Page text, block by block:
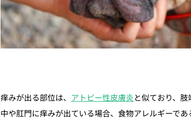
痒みが出る部位は、 アトピー性皮膚炎と似ており、
中や肛門に痒みが出ている場合、食物アレルギーであ